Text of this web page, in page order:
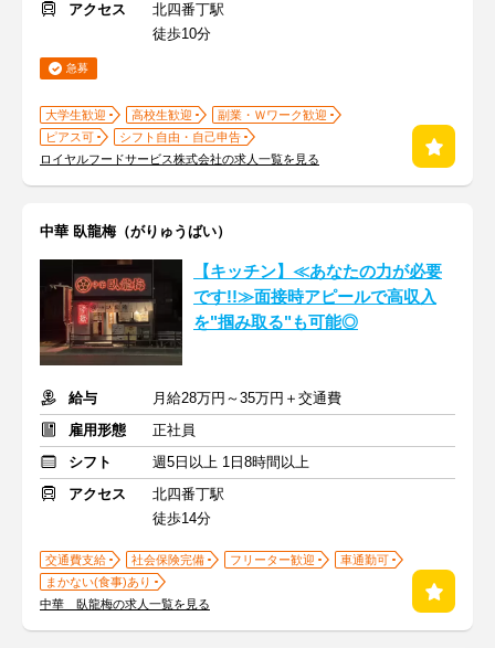
アクセス
北四番丁駅
徒歩10分
急募
大学生歓迎 高校生歓迎
副業・Ｗワーク歓迎
ピアス可
シフト自由・自己申告
ロイヤルフードサービス株式会社の求人一覧を見る
中華 臥龍梅（がりゅうばい）
【キッチン】≪あなたの力が必要
です!!≫面接時アピールで高収入
を"掴み取る"も可能◎
給与
月給28万円～35万円＋交通費
雇用形態
正社員
シフト
週5日以上 1日8時間以上
アクセス
北四番丁駅
徒歩14分
交通費支給 社会保険完備 フリーター歓迎
車通勤可
まかない(食事)あり
中華 臥龍梅の求人一覧を見る